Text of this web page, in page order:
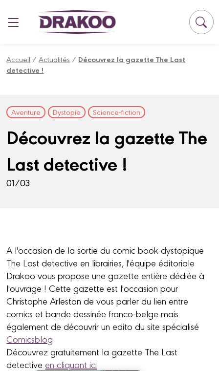
Accueil /Actualités / Découvrez la gazette The Last
detective !
Aventure Dystopie Science-fiction
Découvrez la gazette The
Last detective !
01/03
A l'occasion de la sortie du comic book dystopique
The Last detective en librairies, l'équipe éditoriale
Drakoo vous propose une gazette entière dédiée à
l'ouvrage ! Cette gazette est l'occasion pour
Christophe Arleston de vous parler du lien entre
comics et bande dessinée franco-belge mais
également de découvrir un edito du site spécialisé
Comicsblog
Découvrez gratuitement la gazette The Last
detective en cliquant ici